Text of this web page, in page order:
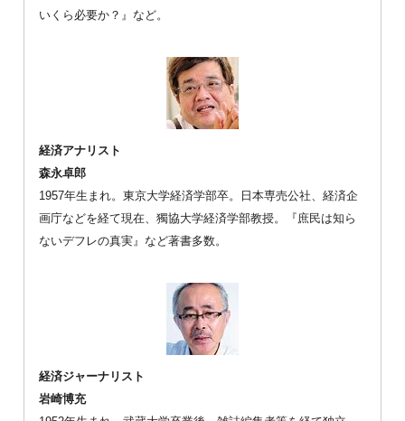
いくら必要か？』など。
経済アナリスト
森永卓郎
1957年生まれ。東京大学経済学部卒。日本専売公社、経済企
画庁などを経て現在、獨協大学経済学部教授。『庶民は知ら
ないデフレの真実』など著書多数。
経済ジャーナリスト
岩崎博充